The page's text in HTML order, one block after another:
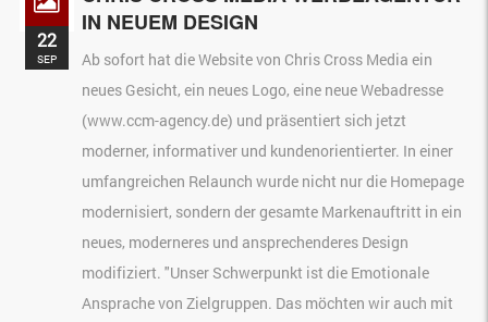
IN NEUEM DESIGN
Ab sofort hat die Website von Chris Cross Media ein
neues Gesicht, ein neues Logo, eine neue Webadresse
(www.ccm-agency.de) und präsentiert sich jetzt
moderner, informativer und kundenorientierter. In einer
umfangreichen Relaunch wurde nicht nur die Homepage
modernisiert, sondern der gesamte Markenauftritt in ein
neues, moderneres und ansprechenderes Design
modifiziert. "Unser Schwerpunkt ist die Emotionale
Ansprache von Zielgruppen. Das möchten wir auch mit
22
SEP